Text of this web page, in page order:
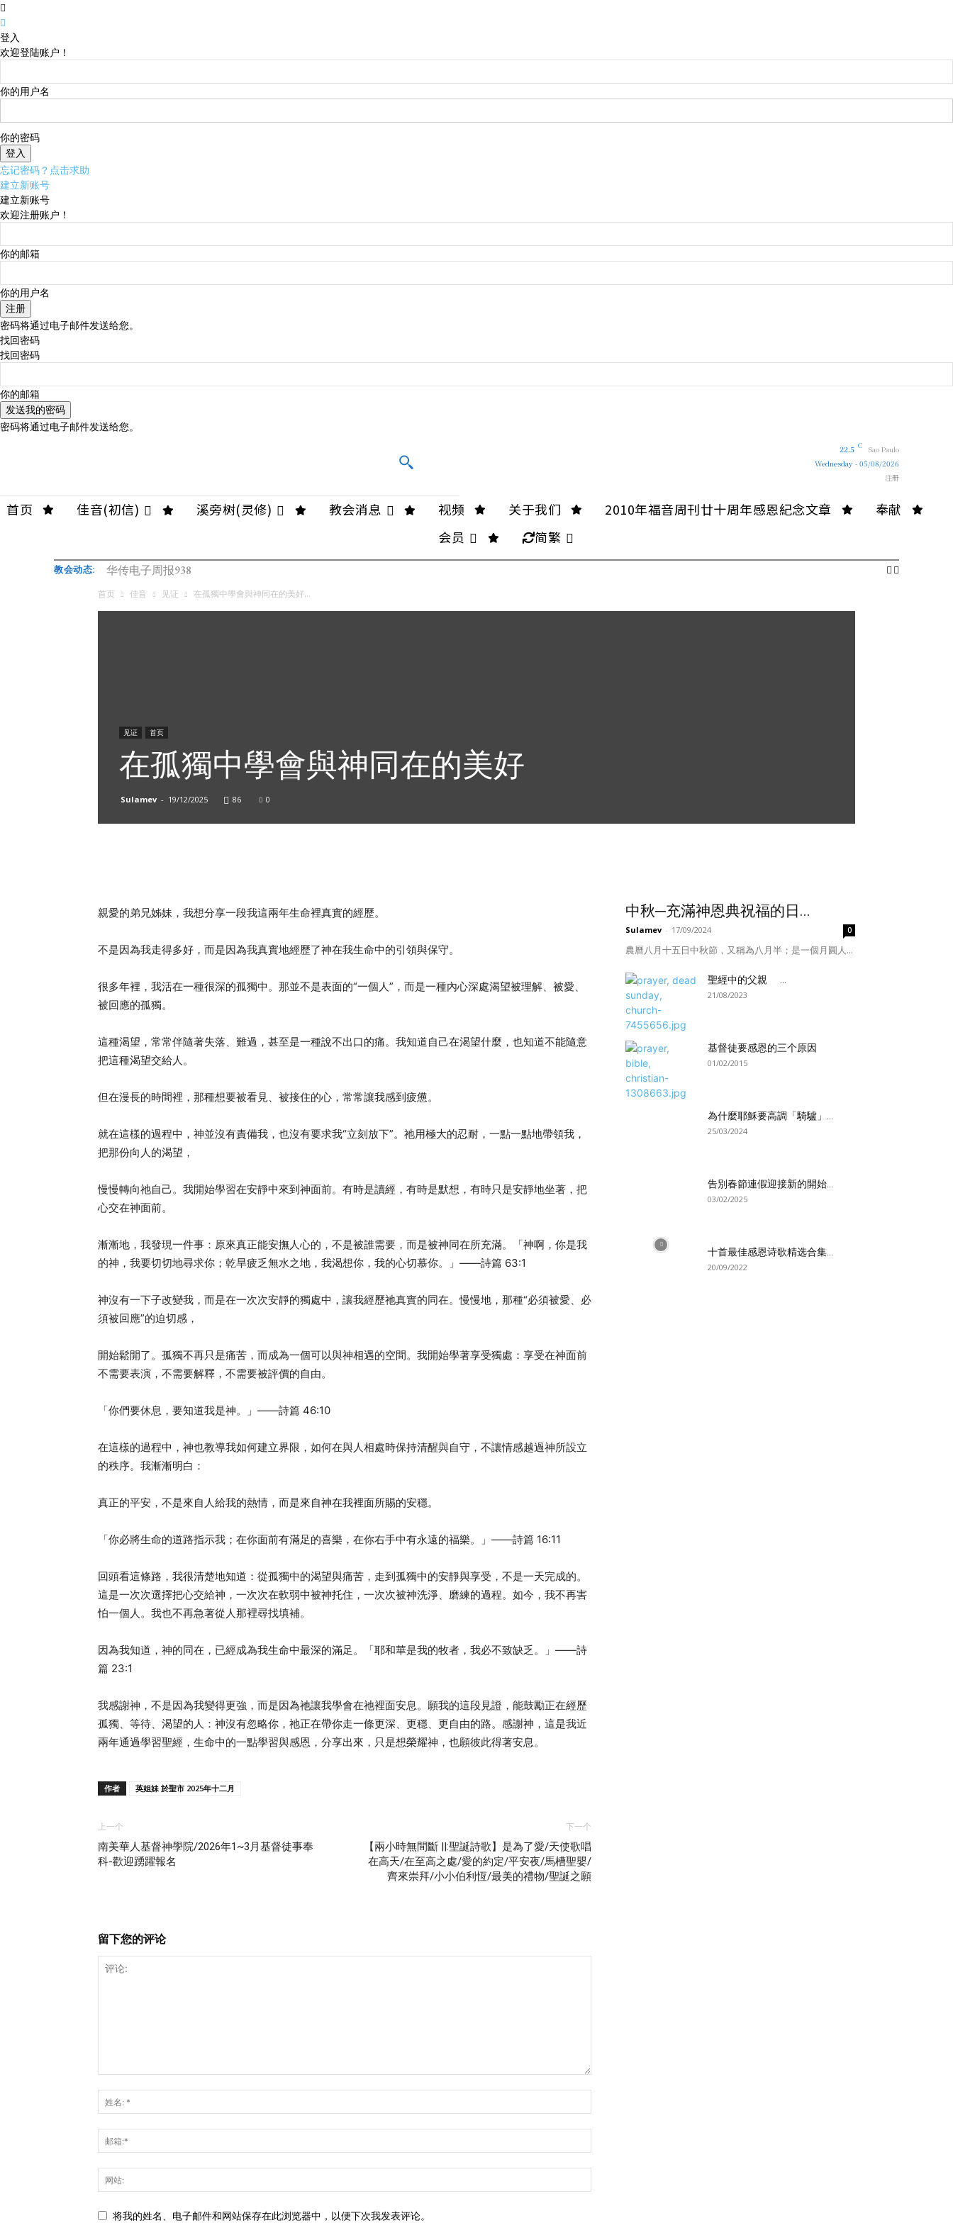
登入
欢迎登陆账户！
你的用户名
你的密码
忘记密码？点击求助
建立新账号
建立新账号
欢迎注册账户！
你的邮箱
你的用户名
密码将通过电子邮件发送给您。
找回密码
找回密码
你的邮箱
密码将通过电子邮件发送给您。
22.5 C
Sao Paulo
Wednesday - 05/08/2026
注册
首页 佳音(初信) 溪旁树(灵修) 教会消息 视频 关于我们 2010年福音周刊廿十周年感恩紀念文章
奉献
会员
简繁
教会动态: 华传电子周报938
首页 佳音 见证 在孤獨中學會與神同在的美好...
见证 首页
在孤獨中學會與神同在的美好
Sulamev - 19/12/2025 86 0
親愛的弟兄姊妹，我想分享一段我這兩年生命裡真實的經歷。
不是因為我走得多好，而是因為我真實地經歷了神在我生命中的引領與保守。
很多年裡，我活在一種很深的孤獨中。那並不是表面的“一個人”，而是一種內心深處渴望被理解、被愛、
被回應的孤獨。
這種渴望，常常伴隨著失落、難過，甚至是一種說不出口的痛。我知道自己在渴望什麼，也知道不能隨意
把這種渴望交給人。
但在漫長的時間裡，那種想要被看見、被接住的心，常常讓我感到疲憊。
就在這樣的過程中，神並沒有責備我，也沒有要求我“立刻放下”。祂用極大的忍耐，一點一點地帶領我，
把那份向人的渴望，
慢慢轉向祂自己。我開始學習在安靜中來到神面前。有時是讀經，有時是默想，有時只是安靜地坐著，把
心交在神面前。
漸漸地，我發現一件事：原來真正能安撫人心的，不是被誰需要，而是被神同在所充滿。「神啊，你是我
的神，我要切切地尋求你；乾旱疲乏無水之地，我渴想你，我的心切慕你。」——詩篇 63:1
神沒有一下子改變我，而是在一次次安靜的獨處中，讓我經歷祂真實的同在。慢慢地，那種“必須被愛、必
須被回應”的迫切感，
開始鬆開了。孤獨不再只是痛苦，而成為一個可以與神相遇的空間。我開始學著享受獨處：享受在神面前
不需要表演，不需要解釋，不需要被評價的自由。
「你們要休息，要知道我是神。」——詩篇 46:10
在這樣的過程中，神也教導我如何建立界限，如何在與人相處時保持清醒與自守，不讓情感越過神所設立
的秩序。我漸漸明白：
真正的平安，不是來自人給我的熱情，而是來自神在我裡面所賜的安穩。
「你必將生命的道路指示我；在你面前有滿足的喜樂，在你右手中有永遠的福樂。」——詩篇 16:11
回頭看這條路，我很清楚地知道：從孤獨中的渴望與痛苦，走到孤獨中的安靜與享受，不是一天完成的。
這是一次次選擇把心交給神，一次次在軟弱中被神托住，一次次被神洗淨、磨練的過程。如今，我不再害
怕一個人。我也不再急著從人那裡尋找填補。
因為我知道，神的同在，已經成為我生命中最深的滿足。「耶和華是我的牧者，我必不致缺乏。」——詩
篇 23:1
我感謝神，不是因為我變得更強，而是因為祂讓我學會在祂裡面安息。願我的這段見證，能鼓勵正在經歷
孤獨、等待、渴望的人：神沒有忽略你，祂正在帶你走一條更深、更穩、更自由的路。感謝神，這是我近
兩年通過學習聖經，生命中的一點學習與感恩，分享出來，只是想榮耀神，也願彼此得著安息。
作者 英姐妹 於聖市 2025年十二月
上一个
南美華人基督神學院/2026年1~3月基督徒事奉
科-歡迎踴躍報名
下一个
【兩小時無間斷 ||:聖誕詩歌】是為了愛/天使歌唱
在高天/在至高之處/愛的約定/平安夜/馬槽聖嬰/
齊來崇拜/小小伯利恆/最美的禮物/聖誕之願
留下您的评论
将我的姓名、电子邮件和网站保存在此浏览器中，以便下次我发表评论。
中秋─充滿神恩典祝福的日...
Sulamev - 17/09/2024 0
農曆八月十五日中秋節，又稱為八月半；是一個月圓人...
聖經中的父親 ...
21/08/2023
基督徒要感恩的三个原因
01/02/2015
為什麼耶穌要高調「騎驢」...
25/03/2024
告別春節連假迎接新的開始...
03/02/2025
十首最佳感恩诗歌精选合集...
20/09/2022